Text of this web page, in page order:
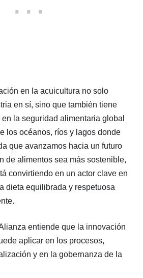
en la acuicultura no solo
en sí, sino que también tiene
la seguridad alimentaria global
los océanos, ríos y lagos donde
que avanzamos hacia un futuro
de alimentos sea más sostenible,
convirtiendo en un actor clave en
dieta equilibrada y respetuosa
entiende que la innovación
aplicar en los procesos,
y en la gobernanza de la